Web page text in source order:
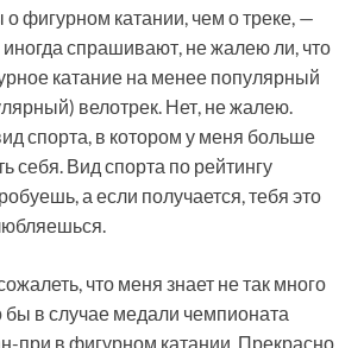
фигурном катании, чем о треке, —
спрашивают, не жалею ли, что
катание на менее популярный
велотрек. Нет, не жалею.
спорта, в котором у меня больше
себя. Вид спорта по рейтингу
а если получается, тебя это
что меня знает не так много
бы в случае медали чемпионата
при в фигурном катании. Прекрасно